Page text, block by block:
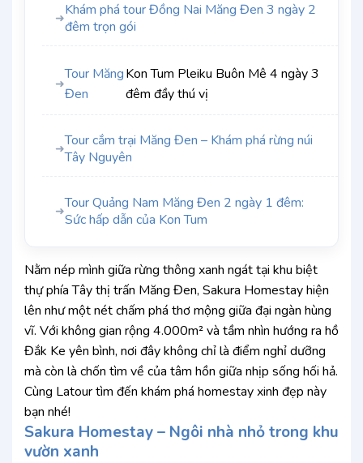
➜Khám phá tour Đồng Nai Măng Đen 3 ngày 2
đêm trọn gói
➜
Tour Măng
Đen
Kon Tum Pleiku Buôn Mê 4 ngày 3
đêm đầy thú vị
➜Tour cắm trại Măng Đen – Khám phá rừng núi
Tây Nguyên
➜Tour Quảng Nam Măng Đen 2 ngày 1 đêm:
Sức hấp dẫn của Kon Tum
Nằm nép mình giữa rừng thông xanh ngát tại khu biệt
thự phía Tây thị trấn Măng Đen, Sakura Homestay hiện
lên như một nét chấm phá thơ mộng giữa đại ngàn hùng
vĩ. Với không gian rộng 4.000m² và tầm nhìn hướng ra hồ
Đắk Ke yên bình, nơi đây không chỉ là điểm nghỉ dưỡng
mà còn là chốn tìm về của tâm hồn giữa nhịp sống hối hả.
Cùng Latour tìm đến khám phá homestay xinh đẹp này
bạn nhé!
Sakura Homestay – Ngôi nhà nhỏ trong khu
vườn xanh